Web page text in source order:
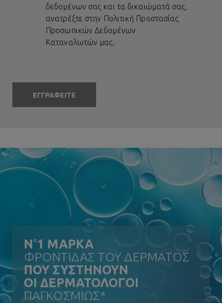
δεδομένων σας και τα δικαιώματά σας,
ανατρέξτε στην Πολιτική Προστασίας
Προσωπικών Δεδομένων
Καταναλωτών μας.
ΕΓΓΡΑΦΕΙΤΕ
N°1 ΜΑΡΚΑ
ΦΡΟΝΤΙΔΑΣ ΤΟΥ ΔΕΡΜΑΤΟΣ
ΠΟΥ ΣΥΣΤΗΝΟΥΝ
ΟΙ ΔΕΡΜΑΤΟΛΟΓΟΙ
ΠΑΓΚΟΣΜΙΩΣ*